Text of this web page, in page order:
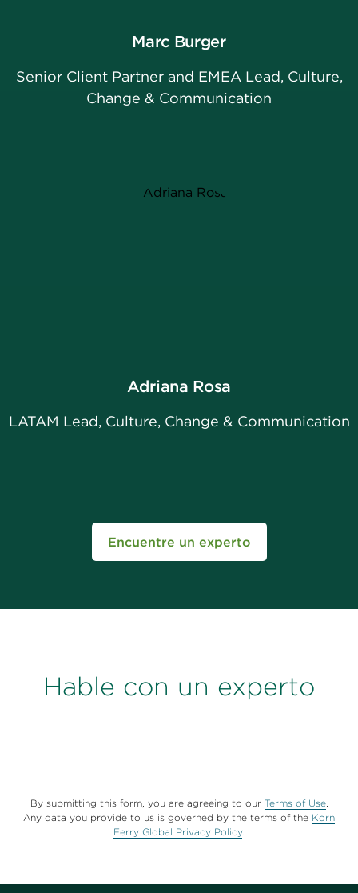
Marc Burger
Senior Client Partner and EMEA Lead, Culture,
Change & Communication
Adriana Rosa
LATAM Lead, Culture, Change & Communication
Encuentre un experto
Hable con un experto
By submitting this form, you are agreeing to our Terms of Use.
Any data you provide to us is governed by the terms of the Korn
Ferry Global Privacy Policy.